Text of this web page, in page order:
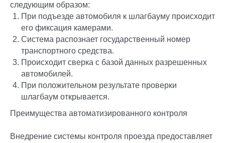
следующим образом:
При подъезде автомобиля к шлагбауму происходит
его фиксация камерами.
Система распознает государственный номер
транспортного средства.
Происходит сверка с базой данных разрешенных
автомобилей.
При положительном результате проверки
шлагбаум открывается.
Преимущества автоматизированного контроля
Внедрение системы контроля проезда предоставляет